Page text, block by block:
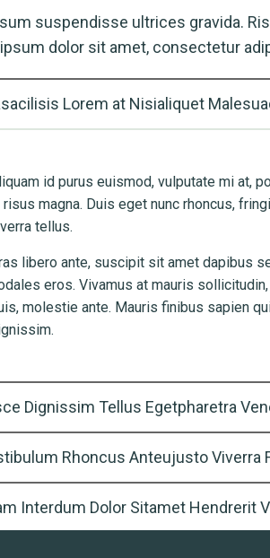
suspendisse ultrices gravida.
dolor sit amet, consectetur
Lorem at Nisialiquet
id purus euismod, vulputate mi at,
risus magna. Duis eget nunc rhoncus,
tellus.
libero ante, suscipit sit amet dapibus
eros. Vivamus at mauris
molestie ante. Mauris finibus sapien
Dignissim Tellus Egetpharetra
Rhoncus Anteujusto Viverra
Interdum Dolor Sitamet Hendrerit